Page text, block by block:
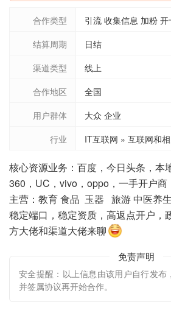
合作类型
引流 收集信息 加粉
结算周期
日结
渠道类型
线上
合作地区
全国
用户群体
大众 企业
行业
IT互联网 » 互联网和
核心资源业务：百度，今日头条，本
360，UC，vivo，oppo，一手开户商
主营：教育 食品 玉器 旅游 中医养
稳定端口，稳定资质，高返点开户，
方大佬和渠道大佬来聊
免责声明
安全提醒：以上信息由该用户自行发布
并签属协议再开始合作。